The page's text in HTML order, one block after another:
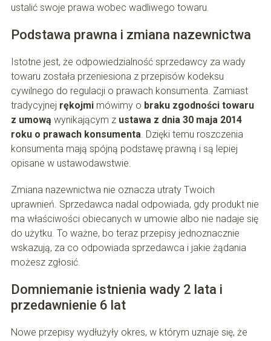
ustalić swoje prawa wobec wadliwego towaru.
Podstawa prawna i zmiana nazewnictwa
Istotne jest, że odpowiedzialność sprzedawcy za wady
towaru została przeniesiona z przepisów kodeksu
cywilnego do regulacji o prawach konsumenta. Zamiast
tradycyjnej rękojmimówimy o braku zgodności towaru
z umową wynikającym z ustawa z dnia 30 maja 2014
roku o prawach konsumenta. Dzięki temu roszczenia
konsumenta mają spójną podstawę prawną i są lepiej
opisane w ustawodawstwie.
Zmiana nazewnictwa nie oznacza utraty Twoich
uprawnień. Sprzedawca nadal odpowiada, gdy produkt nie
ma właściwości obiecanych w umowie albo nie nadaje się
do użytku. To ważne, bo teraz przepisy jednoznacznie
wskazują, za co odpowiada sprzedawca i jakie żądania
możesz zgłosić.
Domniemanie istnienia wady 2 lata i
przedawnienie 6 lat
Nowe przepisy wydłużyły okres, w którym uznaje się, że